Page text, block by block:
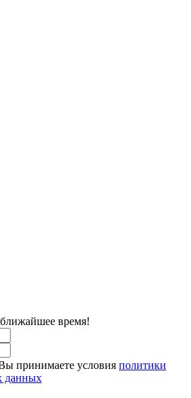
время!
принимаете условия политики
данных